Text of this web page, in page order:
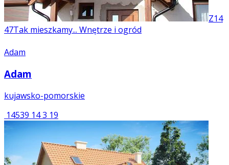
Z14
47Tak mieszkamy... Wnętrze i ogród
Adam
Adam
kujawsko-pomorskie
14539 143 19